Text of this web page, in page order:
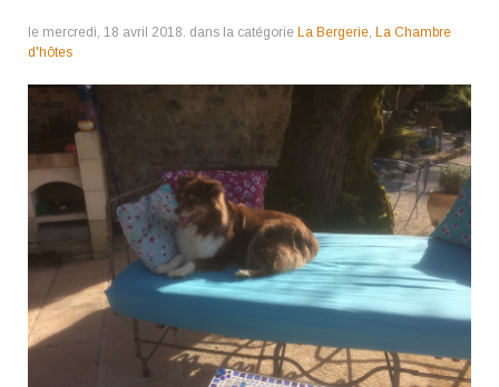
le mercredi, 18 avril 2018. dans la catégorie La Bergerie La Chambre
d'hôtes